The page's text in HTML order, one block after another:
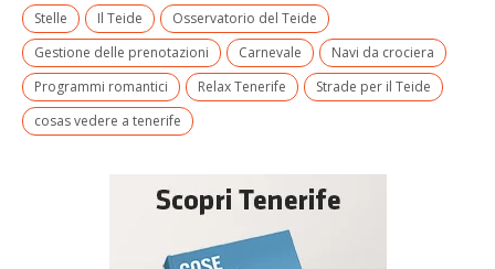
Stelle
Il Teide
Osservatorio del Teide
Gestione delle prenotazioni
Carnevale
Navi da crociera
Programmi romantici
Relax Tenerife
Strade per il Teide
cosas vedere a tenerife